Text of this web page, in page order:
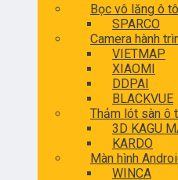
Bọc vô lăng ô tô
SPARCO
Camera hành
VIETMAP
XIAOMI
DDPAI
BLACKVUE
Thảm lót sàn ô
3D KAGU
KARDO
Màn hình
WINCA